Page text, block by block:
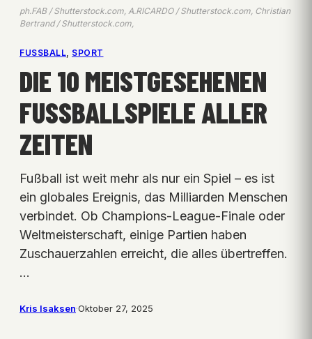
ph.FAB / Shutterstock.com, A.RICARDO / Shutterstock.com, Christian
Bertrand / Shutterstock.com,
FUSSBALL , SPORT
DIE 10 MEISTGESEHENEN
FUSSBALLSPIELE ALLER Z
EITEN
Fußball ist weit mehr als nur ein Spiel – es ist
ein globales Ereignis, das Milliarden Menschen
verbindet. Ob Champions-League-Finale oder
Weltmeisterschaft, einige Partien haben
Zuschauerzahlen erreicht, die alles übertreffen.
…
Kris Isaksen·Oktober 27, 2025